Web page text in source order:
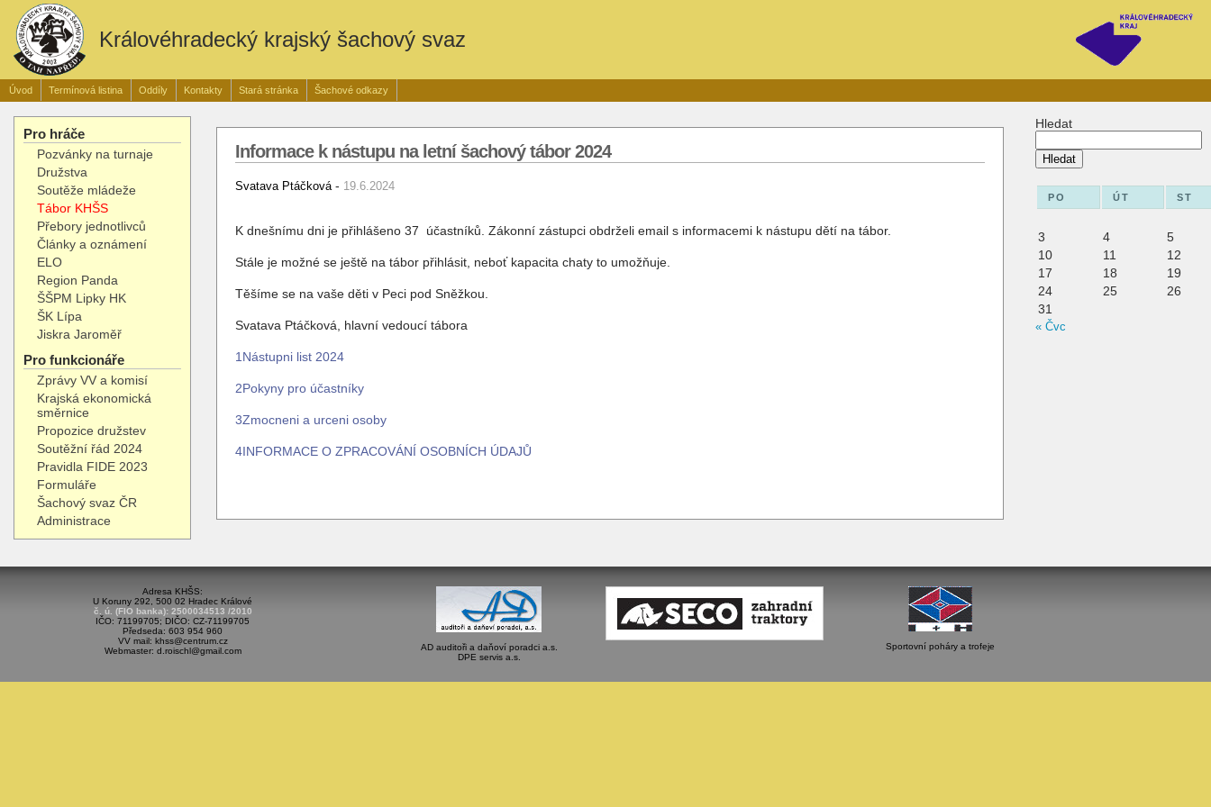
Královéhradecký krajský šachový svaz
Úvod Termínová listina Oddíly Kontakty Stará stránka Šachové odkazy
Pro hráče
Pozvánky na turnaje
Družstva
Soutěže mládeže
Tábor KHŠS
Přebory jednotlivců
Články a oznámení
ELO
Region Panda
ŠŠPM Lipky HK
ŠK Lípa
Jiskra Jaroměř
Pro funkcionáře
Zprávy VV a komisí
Krajská ekonomická
směrnice
Propozice družstev
Soutěžní řád 2024
Pravidla FIDE 2023
Formuláře
Šachový svaz ČR
Administrace
Hledat
Hledat
PO ÚT ST
3 4
5
10
11
12
17
18
19
24
25
26
31
« Čvc
Informace k nástupu na letní šachový tábor 2024
Svatava Ptáčková - 19.6.2024
K dnešnímu dni je přihlášeno 37 účastníků. Zákonní zástupci obdrželi email s informacemi k nástupu dětí na tábor.
Stále je možné se ještě na tábor přihlásit, neboť kapacita chaty to umožňuje.
Těšíme se na vaše děti v Peci pod Sněžkou.
Svatava Ptáčková, hlavní vedoucí tábora
1Nástupni list 2024
2Pokyny pro účastníky
3Zmocneni a urceni osoby
4INFORMACE O ZPRACOVÁNÍ OSOBNÍCH ÚDAJŮ
Adresa KHŠS:
U Koruny 292, 500 02 Hradec Králové
č. ú. (FIO banka): 2500034513 /2010
IČO: 71199705; DIČO: CZ-71199705
Předseda: 603 954 960
VV mail: khss@centrum.cz
Webmaster: d.roischl@gmail.com
AD auditoři a daňoví poradci a.s.
DPE servis a.s.
Sportovní poháry a trofeje